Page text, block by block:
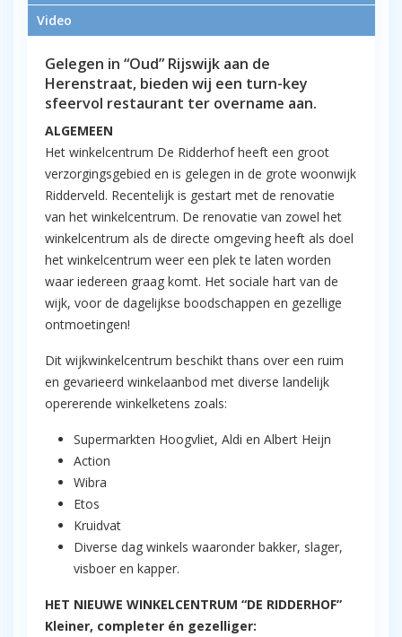
Alphen aan den Rijn
Video
Gelegen in “Oud” Rijswijk aan de
Herenstraat, bieden wij een turn-key
sfeervol restaurant ter overname aan.
ALGEMEEN
Het winkelcentrum De Ridderhof heeft een groot
verzorgingsgebied en is gelegen in de grote woonwijk
Ridderveld. Recentelijk is gestart met de renovatie
van het winkelcentrum. De renovatie van zowel het
winkelcentrum als de directe omgeving heeft als doel
het winkelcentrum weer een plek te laten worden
waar iedereen graag komt. Het sociale hart van de
wijk, voor de dagelijkse boodschappen en gezellige
ontmoetingen!
Dit wijkwinkelcentrum beschikt thans over een ruim
en gevarieerd winkelaanbod met diverse landelijk
opererende winkelketens zoals:
Supermarkten Hoogvliet, Aldi en Albert Heijn
Action
Wibra
Etos
Kruidvat
Diverse dag winkels waaronder bakker, slager,
visboer en kapper.
HET NIEUWE WINKELCENTRUM “DE RIDDERHOF”
Kleiner, completer én gezelliger: